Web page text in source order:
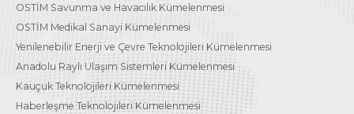
OSTİM Savunma ve Havacılık Kümelenmesi
OSTİM Medikal Sanayi Kümelenmesi
Yenilenebilir Enerji ve Çevre Teknolojileri Kümelenmesi
Anadolu Raylı Ulaşım Sistemleri Kümelenmesi
Kauçuk Teknolojileri Kümelenmesi
Haberleşme Teknolojileri Kümelenmesi